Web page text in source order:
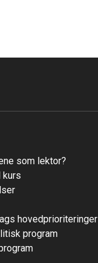
som lektor?
kurs
hovedprioriteringer
program